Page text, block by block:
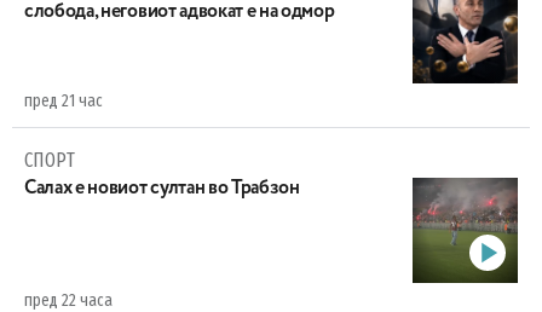
слобода, неговиот адвокат е на одмор
пред 21 час
СПОРТ
Салах е новиот султан во Трабзон
пред 22 часа